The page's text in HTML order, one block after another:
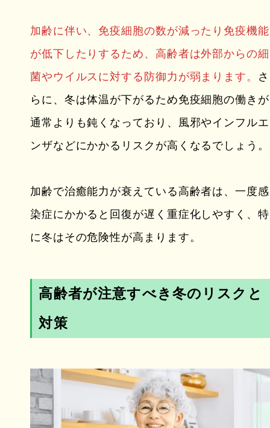
加齢に伴い、免疫細胞の数が減ったり免疫機能
が低下したりするため、高齢者は外部からの細
菌やウイルスに対する防御力が弱まります。 さ
らに、冬は体温が下がるため免疫細胞の働きが
通常よりも鈍くなっており、風邪やインフルエ
ンザなどにかかるリスクが高くなるでしょう。
加齢で治癒能力が衰えている高齢者は、一度感
染症にかかると回復が遅く重症化しやすく、特
に冬はその危険性が高まります。
高齢者が注意すべき冬のリスクと
対策